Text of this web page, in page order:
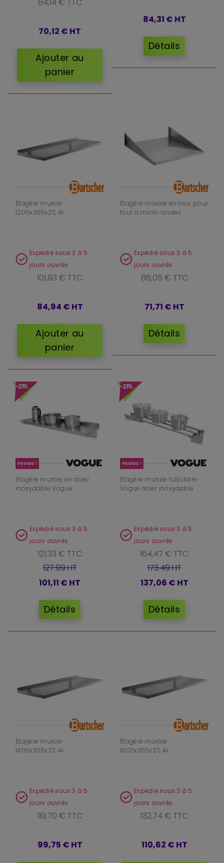
supporter du matériel lourd ?
Oui, si le modèle et la fixation sont adaptés à la charge. Vérifiez
toujours la capacité annoncée et le type de support mural.
70,12 € HT
Ajouter au
panier
84,31 € HT
Détails
Étagère murale
1200x355x27, AI
Expédié sous 3 à 5
jours ouvrés
101,93 € TTC
84,94 € HT
Ajouter au
panier
Étagère murale en inox pour
four a micro-ondes
Expédié sous 3 à 5
jours ouvrés
86,05 € TTC
71,71 € HT
Détails
-21%
PROMO !
Etagère murale en acier
inoxydable Vogue
Expédié sous 3 à 5
jours ouvrés
121,33 € TTC
127.99 HT
101,11 € HT
Détails
-21%
PROMO !
Etagère murale tubulaire
Vogue acier inoxydable
Expédié sous 3 à 5
jours ouvrés
164,47 € TTC
173.49 HT
137,06 € HT
Détails
Étagère murale
1400x355x27, AI
Expédié sous 3 à 5
jours ouvrés
119,70 € TTC
99,75 € HT
Étagère murale
1600x355x27, AI
Expédié sous 3 à 5
jours ouvrés
132,74 € TTC
110,62 € HT